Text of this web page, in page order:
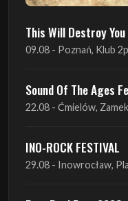
Sound Of The Ages
22.08 - Ćmielów,
INO-ROCK FESTIVAL
29.08 - Inowrocław,
ProgRockFest 2026